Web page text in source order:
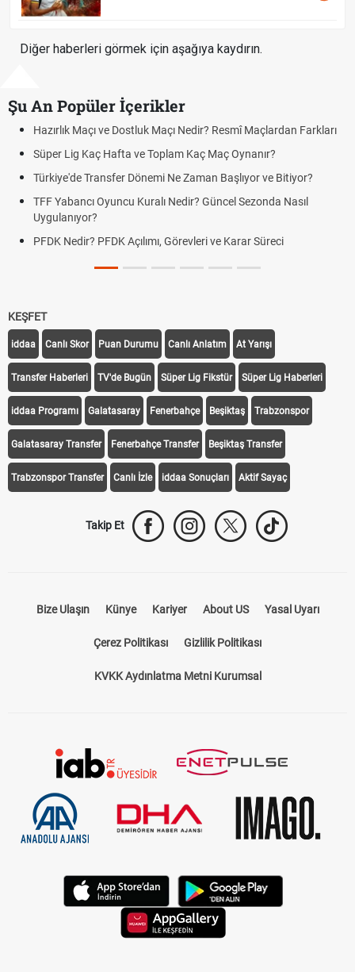
Diğer haberleri görmek için aşağıya kaydırın.
Şu An Popüler İçerikler
Maçlardan Farkları
Oynanır?
ve Bitiyor?
Sezonda Nasıl
Karar Süreci
Puan Durumunda AG, OM ve Diğer
Skor Ne Demek? Sporda Skor ve Sonuç
Futbol Nasıl Oynanır? Temel Futbol
Deplasman Golü Kuralı Nedir? Hangi
DGS Sonuçları Ne Zaman Açıklanacak
KEŞFET
iddaa Canlı Skor Puan Durumu Canlı Anlatım At Yarışı
Transfer Haberleri TV'de Bugün Süper Lig Fikstür Süper Lig Haberleri
iddaa Programı Galatasaray Fenerbahçe Beşiktaş Trabzonspor
Galatasaray Transfer Fenerbahçe Transfer Beşiktaş Transfer
Trabzonspor Transfer Canlı İzle iddaa Sonuçları Aktif Sayaç